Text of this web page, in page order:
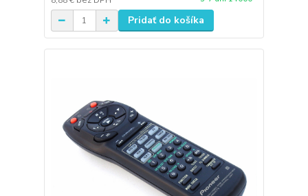
Pridať do košíka